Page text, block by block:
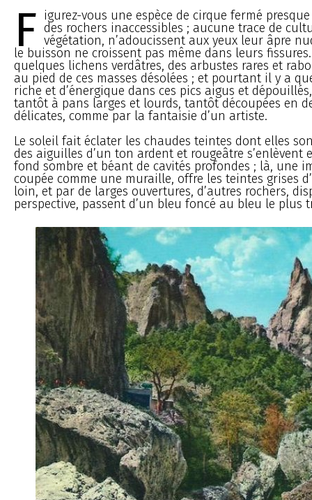
F igurez-vous une espèce de cirque fermé
des rochers inaccessibles ; aucune trace de
végétation, n’adoucissent aux yeux leur âpre
le buisson ne croissent pas même dans leurs
quelques lichens verdâtres, des arbustes rares et
au pied de ces masses désolées ; et pourtant il y a
riche et d’énergique dans ces pics aigus et
tantôt à pans larges et lourds, tantôt découpées en
délicates, comme par la fantaisie d’un artiste.
Le soleil fait éclater les chaudes teintes dont elles
des aiguilles d’un ton ardent et rougeâtre s’enlèvent
fond sombre et béant de cavités profondes ; là, une
coupée comme une muraille, offre les teintes grises
loin, et par de larges ouvertures, d’autres rochers,
perspective, passent d’un bleu foncé au bleu le plus